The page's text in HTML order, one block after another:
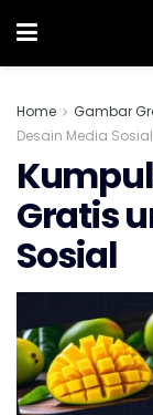
Home Gambar
Desain Media Sosial
Gratis
Sosial